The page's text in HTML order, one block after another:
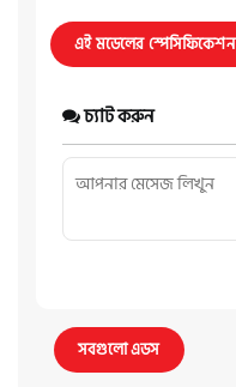
এই মডেলের স্পেসিফিকেশন
চ্যাট করুন
সবগুলো এডস